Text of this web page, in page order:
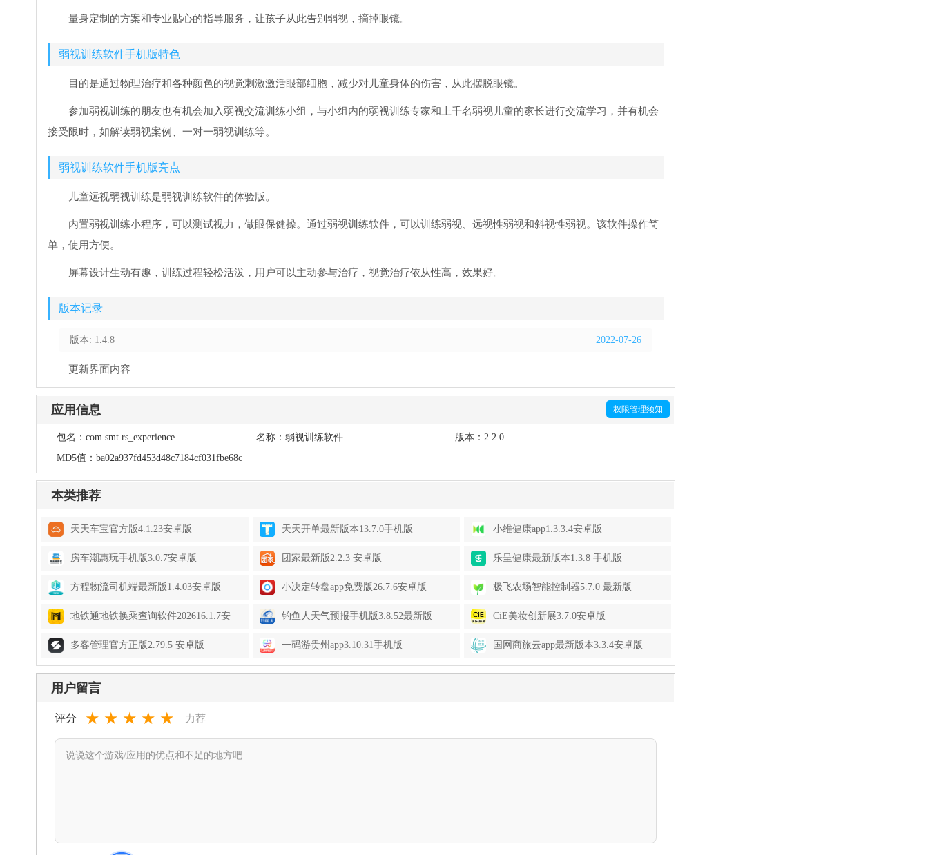
量身定制的方案和专业贴心的指导服务，让孩子从此告别弱视，摘掉眼镜。
弱视训练软件手机版特色
目的是通过物理治疗和各种颜色的视觉刺激激活眼部细胞，减少对儿童身体的伤害，从此摆脱眼镜。
参加弱视训练的朋友也有机会加入弱视交流训练小组，与小组内的弱视训练专家和上千名弱视儿童的家长进行交流学习，并有机会
接受限时，如解读弱视案例、一对一弱视训练等。
弱视训练软件手机版亮点
儿童远视弱视训练是弱视训练软件的体验版。
内置弱视训练小程序，可以测试视力，做眼保健操。通过弱视训练软件，可以训练弱视、远视性弱视和斜视性弱视。该软件操作简
单，使用方便。
屏幕设计生动有趣，训练过程轻松活泼，用户可以主动参与治疗，视觉治疗依从性高，效果好。
版本记录
2022-07-26
版本: 1.4.8
更新界面内容
应用信息 权限管理须知
包名： com.smt.rs_experience 名称： 弱视训练软件 版本：2.2.0
MD5值： ba02a937fd453d48c7184cf031fbe68c
本类推荐
天天车宝官方版4.1.23安卓版 天天开单最新版本13.7.0手机版 小维健康app1.3.3.4安卓版
房车潮惠玩手机版3.0.7安卓版 团家最新版2.2.3 安卓版 乐呈健康最新版本1.3.8 手机版
方程物流司机端最新版1.4.03安卓版 小决定转盘app免费版26.7.6安卓版 极飞农场智能控制器5.7.0 最新版
地铁通地铁换乘查询软件202616.1.7安
卓版
钓鱼人天气预报手机版3.8.52最新版 CiE美妆创新展3.7.0安卓版
多客管理官方正版2.79.5 安卓版 一码游贵州app3.10.31手机版 国网商旅云app最新版本3.3.4安卓版
用户留言
评分 ★ ★ ★ ★ ★ 力荐